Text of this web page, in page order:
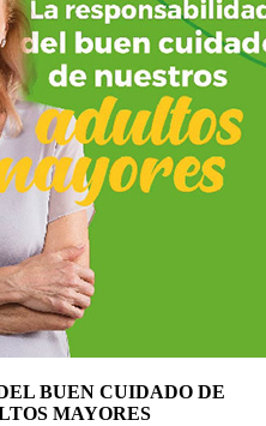
BUEN CUIDADO DE
MAYORES